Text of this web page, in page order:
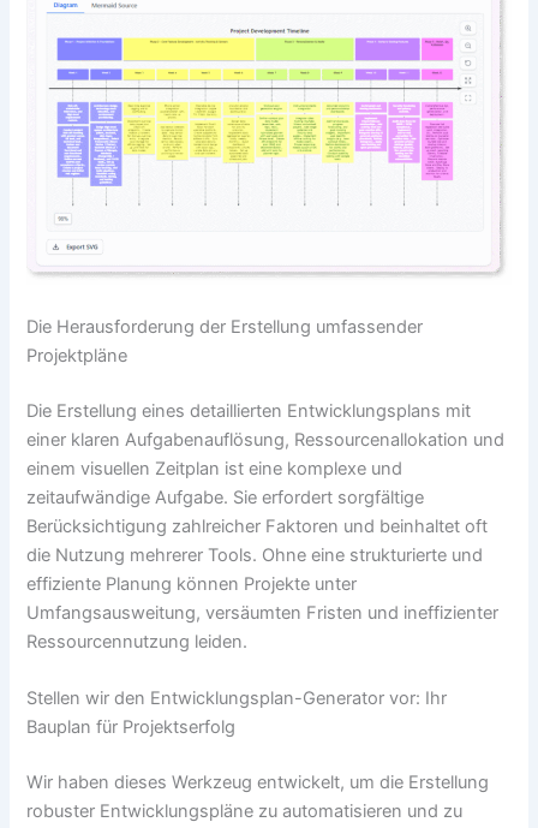
Die Herausforderung der Erstellung umfassender
Projektpläne
Die Erstellung eines detaillierten Entwicklungsplans mit
einer klaren Aufgabenauflösung, Ressourcenallokation und
einem visuellen Zeitplan ist eine komplexe und
zeitaufwändige Aufgabe. Sie erfordert sorgfältige
Berücksichtigung zahlreicher Faktoren und beinhaltet oft
die Nutzung mehrerer Tools. Ohne eine strukturierte und
effiziente Planung können Projekte unter
Umfangsausweitung, versäumten Fristen und ineffizienter
Ressourcennutzung leiden.
Stellen wir den Entwicklungsplan-Generator vor: Ihr
Bauplan für Projektserfolg
Wir haben dieses Werkzeug entwickelt, um die Erstellung
robuster Entwicklungspläne zu automatisieren und zu